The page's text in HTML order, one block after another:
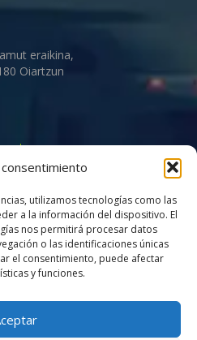
utilizamos tecnologías como las
a la información del dispositivo. El
nos permitirá procesar datos
o las identificaciones únicas
el consentimiento, puede afectar
y funciones.
eraikina,
Oiartzun